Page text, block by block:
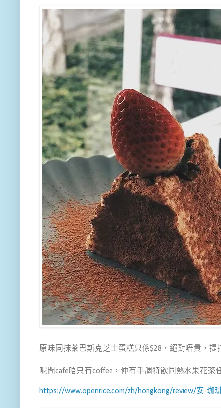
原味同抹茶巴斯克芝士蛋糕只係$28，絕對唔貴，
呢間cafe唔只有coffee，仲有手調特飲同熱水果花茶
https://www.openrice.com/zh/hongkong/review/安-珈